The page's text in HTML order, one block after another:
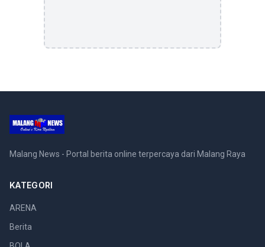
Malang News - Portal berita online terpercaya dari Malang Raya
KATEGORI
ARENA
Berita